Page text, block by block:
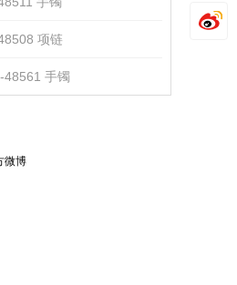
项链
48561 手镯
微博